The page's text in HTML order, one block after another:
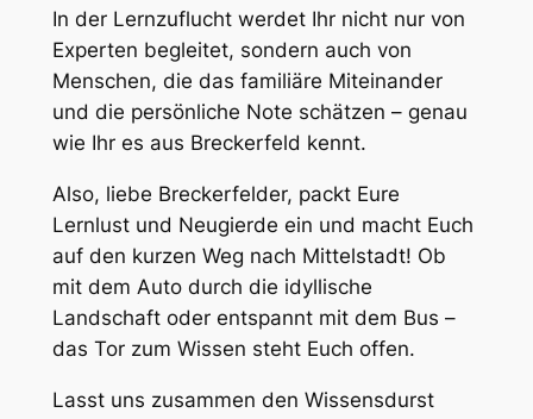
In der Lernzuflucht werdet Ihr nicht nur von
Experten begleitet, sondern auch von
Menschen, die das familiäre Miteinander
und die persönliche Note schätzen – genau
wie Ihr es aus Breckerfeld kennt.
Also, liebe Breckerfelder, packt Eure
Lernlust und Neugierde ein und macht Euch
auf den kurzen Weg nach Mittelstadt! Ob
mit dem Auto durch die idyllische
Landschaft oder entspannt mit dem Bus –
das Tor zum Wissen steht Euch offen.
Lasst uns zusammen den Wissensdurst